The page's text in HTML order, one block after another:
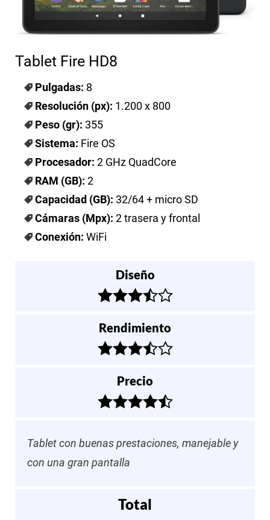
Tablet Fire HD8
Pulgadas: 8
Resolución (px): 1.200 x 800
Peso (gr): 355
Sistema: Fire OS
Procesador: 2 GHz QuadCore
RAM (GB): 2
Capacidad (GB): 32/64 + micro SD
Cámaras (Mpx): 2 trasera y frontal
Conexión: WiFi
Diseño
Rendimiento
Precio
Tablet con buenas prestaciones, manejable y
con una gran pantalla
Total